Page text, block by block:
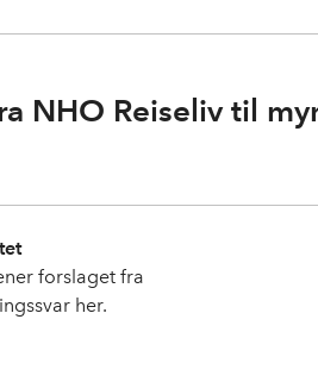
NHO Reiseliv til
forslaget fra
her.